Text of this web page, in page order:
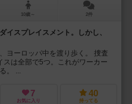
10歳～ 2件
イスプレイスメント。しかし、
ヨーロッパ中を渡り歩く。 捜査
は全部で5つ。これがワーカー
。 ...
7
お気に入り
40
持ってる